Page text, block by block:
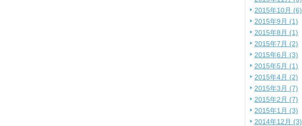
2015年10月 (6)
2015年9月 (1)
2015年8月 (1)
2015年7月 (2)
2015年6月 (3)
2015年5月 (1)
2015年4月 (2)
2015年3月 (7)
2015年2月 (7)
2015年1月 (3)
2014年12月 (3)